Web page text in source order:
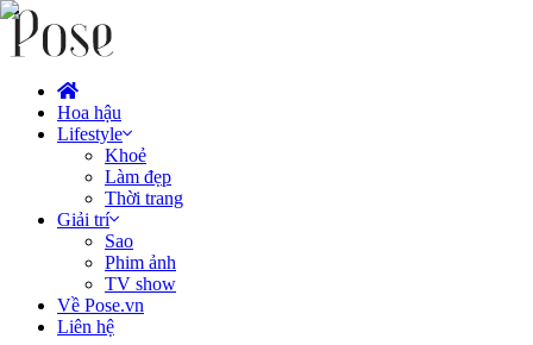
Hoa hậu
Lifestyle
Khoẻ
Làm đẹp
Thời trang
Giải trí
Sao
Phim ảnh
TV show
Về Pose.vn
Liên hệ